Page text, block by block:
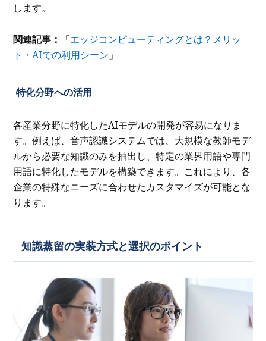
します。
関連記事： 「エッジコンピューティングとは？メリッ
ト・AIでの利用シーン 」
特化分野への活用
各産業分野に特化したAIモデルの開発が容易になりま
す。例えば、音声認識システムでは、大規模な教師モデ
ルから必要な知識のみを抽出し、特定の業界用語や専門
用語に特化したモデルを構築できます。これにより、各
企業の特殊なニーズに合わせたカスタマイズが可能とな
ります。
知識蒸留の実装方式と選択のポイント